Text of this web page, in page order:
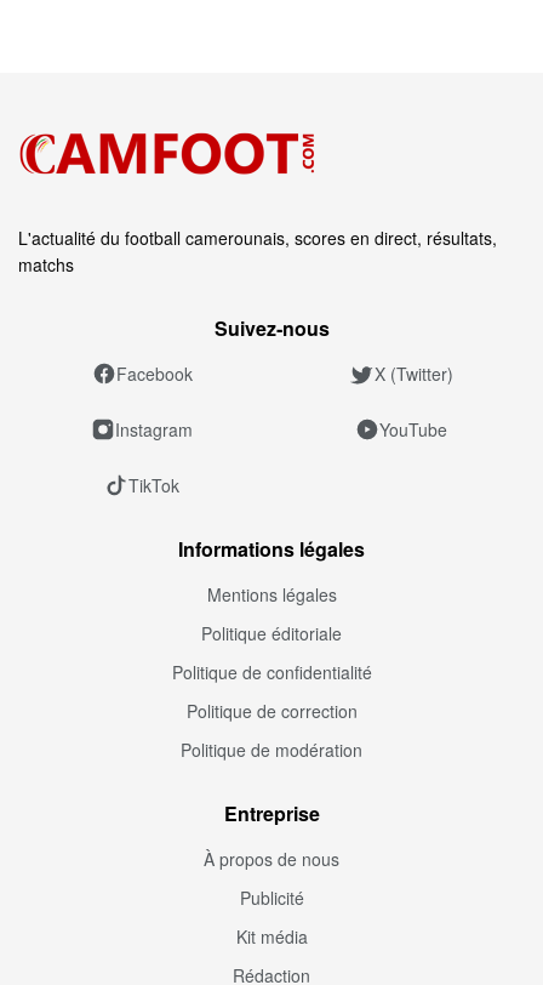
L'actualité du football camerounais, scores en direct, résultats,
matchs
Suivez‑nous
Facebook X (Twitter)
Instagram YouTube
TikTok
Informations légales
Mentions légales
Politique éditoriale
Politique de confidentialité
Politique de correction
Politique de modération
Entreprise
À propos de nous
Publicité
Kit média
Rédaction